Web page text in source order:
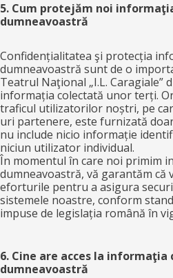
5. Cum protejăm noi
dumneavoastră
Confidențialitatea şi protecția
dumneavoastră sunt de o
Teatrul Naţional „I.L. Caragiale”
informația colectată unor terți.
traficul utilizatorilor noștri, pe
uri partenere, este furnizată
nu include nicio informație
niciun utilizator individual.
În momentul în care noi primim
dumneavoastră, vă garantăm că
eforturile pentru a asigura
sistemele noastre, conform
impuse de legislația română în
6. Cine are acces la
dumneavoastră